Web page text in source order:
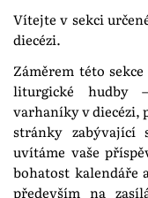
Vítejte v sekci
diecézi.
Záměrem této
liturgické hudby
varhaníky v diecézi,
stránky zabývající
uvítáme vaše
bohatost kalendáře
především na